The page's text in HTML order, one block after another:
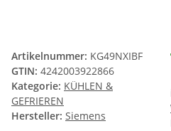
Artikelnummer: KG49NXIBF
GTIN: 4242003922866
Kategorie: KÜHLEN &
GEFRIEREN
Hersteller: Siemens